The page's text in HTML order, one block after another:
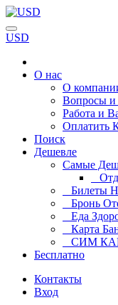
USD
О нас
О
Вопросы
Работа и
Оплатить
Поиск
Дешевле
Самые
Билеты
Бронь
Еда
Карта
СИМ
Бесплатно
Контакты
Вход